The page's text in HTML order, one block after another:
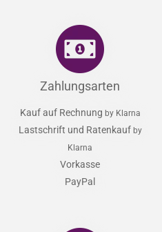
Zahlungsarten
Kauf auf Rechnung by Klarna
Lastschrift und Ratenkauf by
Klarna
Vorkasse
PayPal